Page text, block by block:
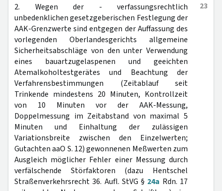
23
2. Wegen der - verfassungsrechtlich
unbedenklichen gesetzgeberischen Festlegung der
AAK-Grenzwerte sind entgegen der Auffassung des
vorlegenden Oberlandesgerichts allgemeine
Sicherheitsabschläge von den unter Verwendung
eines bauartzugelaspenen und geeichten
Atemalkoholtestgerätes und Beachtung der
Verfahrensbestimmungen (Zeitablauf seit
Trinkende mindestens 20 Minuten, Kontrollzeit
von 10 Minuten vor der AAK-Messung,
Doppelmessung im Zeitabstand von maximal 5
Minuten und Einhaltung der zulässigen
Variationsbreite zwischen den Einzelwerten;
Gutachten aaO S. 12) gewonnenen Meßwerten zum
Ausgleich möglicher Fehler einer Messung durch
verfälschende Störfaktoren (dazu Hentschel
Straßenverkehrsrecht 36. Aufl. StVG § 24a Rdn. 17